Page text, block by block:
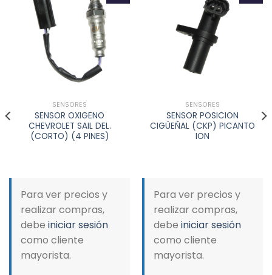
Add to
wishlist
SENSORES
SENSOR OXIGENO
CHEVROLET SAIL DEL.
(CORTO) (4 PINES)
Para ver precios y
realizar compras,
debe iniciar sesión
como cliente
mayorista.
SENSORES
SENSOR POSICION
CIGÜEÑAL (CKP) PICANTO
ION
Para ver precios y
realizar compras,
debe iniciar sesión
como cliente
mayorista.